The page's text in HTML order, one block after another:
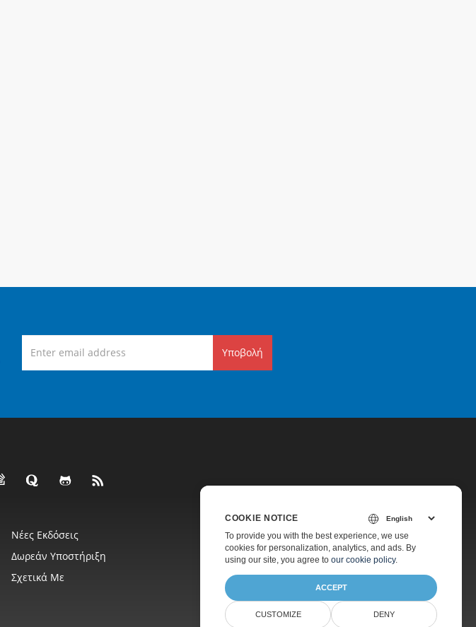
Υποβολή
Νέες Εκδόσεις
Τιμολόγηση
Δωρεάν Υποστήριξη
Υποστήριξη Επί Πληρωμή
Σχετικά Με
COOKIE NOTICE
To provide you with the best experience, we use
cookies for personalization, analytics, and ads. By
using our site, you agree to our cookie policy.
ACCEPT
CUSTOMIZE DENY